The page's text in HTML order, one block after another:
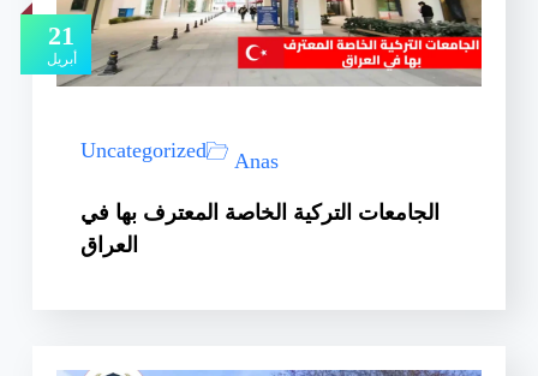
21
أبريل
Anas
Uncategorized
الجامعات التركية الخاصة المعترف بها في
العراق